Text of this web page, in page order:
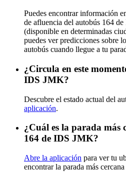
Puedes encontrar información
de afluencia del autobús 164
(disponible en determinadas
puedes ver predicciones sobre
autobús cuando llegue a tu
¿Circula en este
IDS JMK?
Descubre el estado actual del
aplicación.
¿Cuál es la parada más
164 de IDS JMK?
Abre la aplicación para ver tu
encontrar la parada más